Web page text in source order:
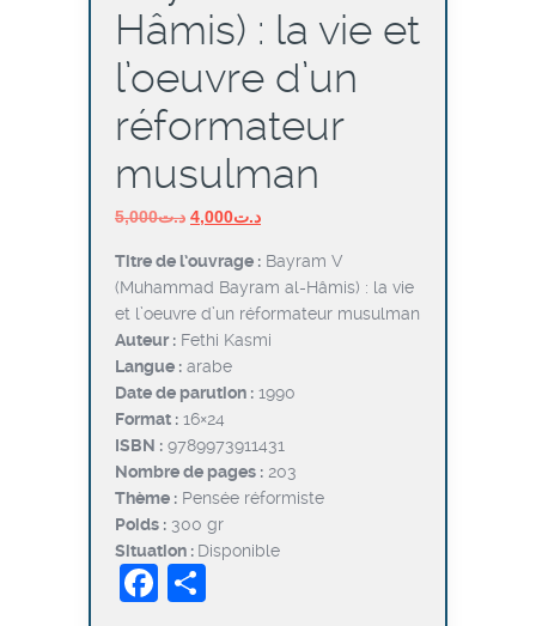
Hâmis) : la vie et
l’oeuvre d’un
réformateur
musulman
د.ت5,000
Le
initial
était :
د.ت5,000.
د.ت4,000
Le
actuel
est :
Titre de l’ouvrage : Bayram V
(Muhammad Bayram al-Hâmis) : la vie
et l’oeuvre d’un réformateur musulman
Auteur : Fethi Kasmi
Langue : arabe
Date de parution : 1990
Format : 16×24
ISBN : 9789973911431
Nombre de pages : 203
Thème : Pensée réformiste
Poids : 300 gr
Situation : Disponible
Facebook